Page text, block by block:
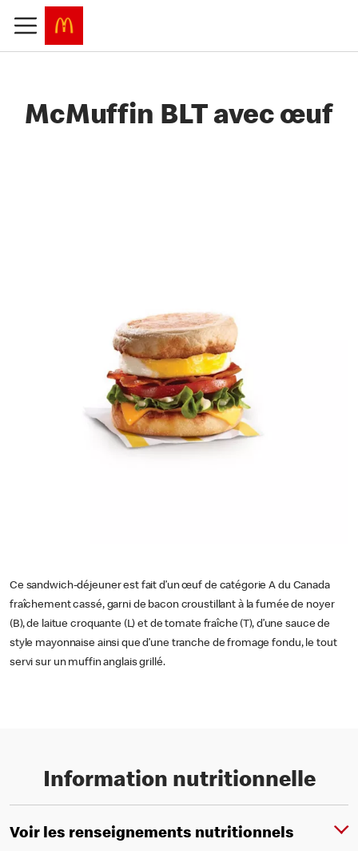
McMuffin BLT avec œuf
Ce sandwich-déjeuner est fait d’un œuf de catégorie A du Canada
fraîchement cassé, garni de bacon croustillant à la fumée de noyer
(B), de laitue croquante (L) et de tomate fraîche (T), d’une sauce de
style mayonnaise ainsi que d’une tranche de fromage fondu, le tout
servi sur un muffin anglais grillé.
Information nutritionnelle
Voir les renseignements nutritionnels